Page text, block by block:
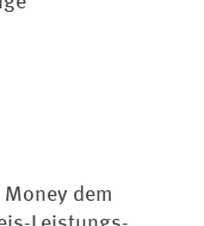
Money dem